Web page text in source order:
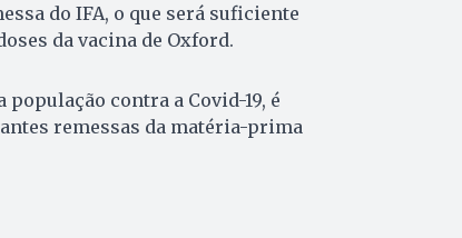
do IFA, o que será suficiente
da vacina de Oxford.
contra a Covid-19, é
remessas da matéria-prima